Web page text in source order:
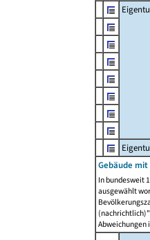
Gebäude
In bundesweit
ausgewählt
Abweichungen